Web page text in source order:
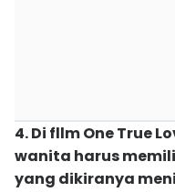
4. Di fllm One True
wanita harus
yang dikiranya